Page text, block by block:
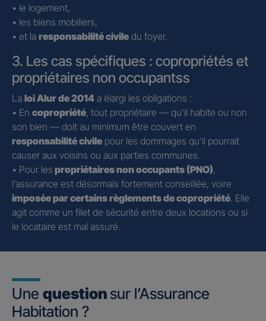
• le logement,
• les biens mobiliers,
• et la responsabilité civile du foyer.
3. Les cas spécifiques : copropriétés et
propriétaires non occupantss
La loi Alur de 2014 a élargi les obligations :
• En copropriété, tout propriétaire — qu’il habite ou non
son bien — doit au minimum être couvert en
responsabilité civile pour les dommages qu’il pourrait
causer aux voisins ou aux parties communes.
• Pour les propriétaires non occupants (PNO),
l’assurance est désormais fortement conseillée, voire
imposée par certains règlements de copropriété. Elle
agit comme un filet de sécurité entre deux locations ou si
le locataire est mal assuré.
Une question sur l’Assurance
Habitation ?